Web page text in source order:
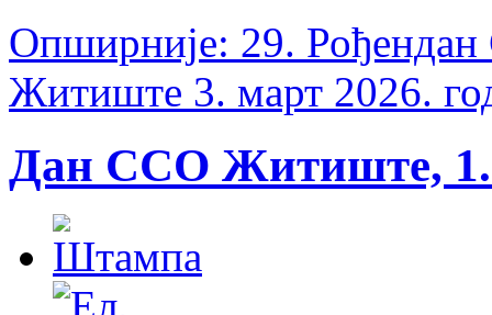
Опширније: 29. Рођендан
Житиште 3. март 2026.
Дан ССО Житиште, 1.